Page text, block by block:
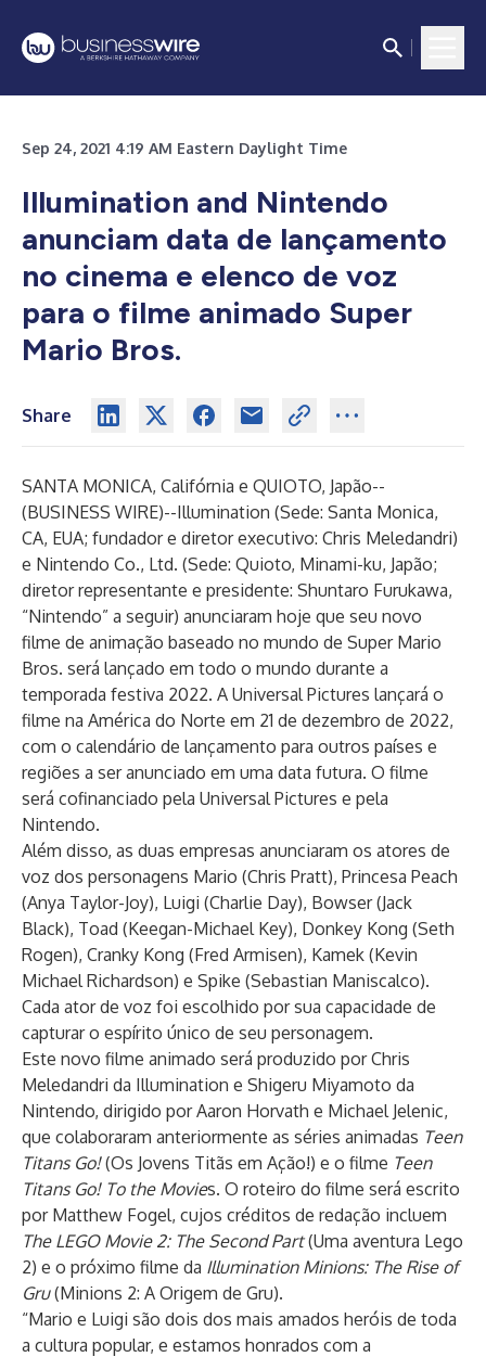
Sep 24, 2021 4:19 AM Eastern Daylight Time
Illumination and Nintendo
anunciam data de lançamento
no cinema e elenco de voz
para o filme animado Super
Mario Bros.
Share
SANTA MONICA, Califórnia e QUIOTO, Japão--
(BUSINESS WIRE)--Illumination (Sede: Santa Monica,
CA, EUA; fundador e diretor executivo: Chris Meledandri)
e Nintendo Co., Ltd. (Sede: Quioto, Minami-ku, Japão;
diretor representante e presidente: Shuntaro Furukawa,
“Nintendo” a seguir) anunciaram hoje que seu novo
filme de animação baseado no mundo de Super Mario
Bros. será lançado em todo o mundo durante a
temporada festiva 2022. A Universal Pictures lançará o
filme na América do Norte em 21 de dezembro de 2022,
com o calendário de lançamento para outros países e
regiões a ser anunciado em uma data futura. O filme
será cofinanciado pela Universal Pictures e pela
Nintendo.
Além disso, as duas empresas anunciaram os atores de
voz dos personagens Mario (Chris Pratt), Princesa Peach
(Anya Taylor-Joy), Luigi (Charlie Day), Bowser (Jack
Black), Toad (Keegan-Michael Key), Donkey Kong (Seth
Rogen), Cranky Kong (Fred Armisen), Kamek (Kevin
Michael Richardson) e Spike (Sebastian Maniscalco).
Cada ator de voz foi escolhido por sua capacidade de
capturar o espírito único de seu personagem.
Este novo filme animado será produzido por Chris
Meledandri da Illumination e Shigeru Miyamoto da
Nintendo, dirigido por Aaron Horvath e Michael Jelenic,
que colaboraram anteriormente as séries animadas Teen
Titans Go!(Os Jovens Titãs em Ação!) e o filme Teen
Titans Go! To the Movies. O roteiro do filme será escrito
por Matthew Fogel, cujos créditos de redação incluem
The LEGO Movie 2: The Second Part(Uma aventura Lego
2) e o próximo filme da Illumination Minions: The Rise of
Gru(Minions 2: A Origem de Gru).
“Mario e Luigi são dois dos mais amados heróis de toda
a cultura popular, e estamos honrados com a